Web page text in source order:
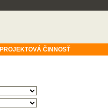
PROJEKTOVÁ ČINNOSŤ